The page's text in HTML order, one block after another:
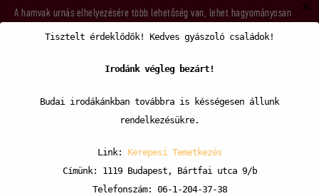
A hamvak urnás elhelyezésére több lehetőség van, lehet hagyományosan
Szolgáltatásunk kiterjed az elhunytnak kórházból, halottasházból vagy
temetőből a hamvasztó üzembe történő szállítására, a hamvasztás
✕
Tisztelt érdeklődők! Kedves gyászoló családok!
Irodánk végleg bezárt!
Budai irodákánkban továbbra is késségesen állunk
rendelkezésükre.
Link: Kerepesi Temetkezés
Címünk: 1119 Budapest, Bártfai utca 9/b
Telefonszám: 06-1-204-37-38